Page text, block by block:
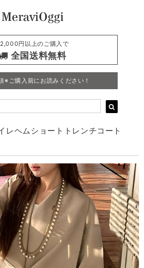
円以上のご購入で
全国送料無料
※ご購入前にお読みください！
レヘムショートトレンチコート